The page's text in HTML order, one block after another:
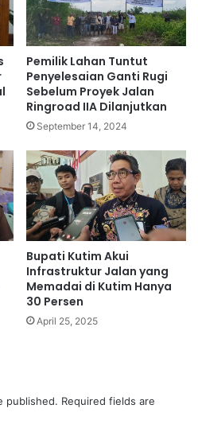
Pemilik Lahan Tuntut
Penyelesaian Ganti Rugi
Sebelum Proyek Jalan
Ringroad IIA Dilanjutkan
September 14, 2024
Bupati Kutim Akui
Infrastruktur Jalan yang
Memadai di Kutim Hanya
30 Persen
April 25, 2025
published. Required fields are